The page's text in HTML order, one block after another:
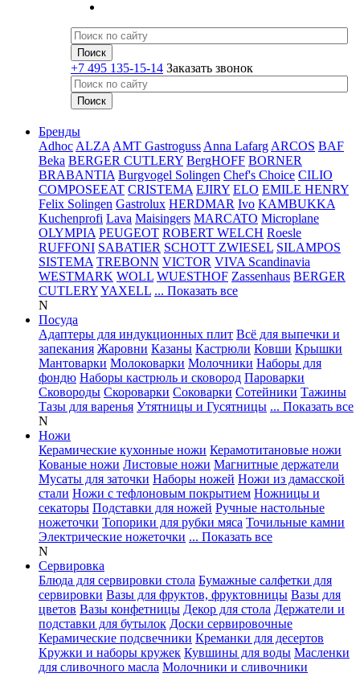
+7 495 135-15-14 Заказать звонок
Бренды
Adhoc ALZA AMT Gastroguss Anna Lafarg ARCOS BAF
Beka BERGER CUTLERY BergHOFF BORNER
BRABANTIA Burgvogel Solingen Chef's Choice CILIO
COMPOSEEAT CRISTEMA EJIRY ELO EMILE HENRY
Felix Solingen Gastrolux HERDMAR Ivo KAMBUKKA
Kuchenprofi Lava Maisingers MARCATO Microplane
OLYMPIA PEUGEOT ROBERT WELCH Roesle
RUFFONI SABATIER SCHOTT ZWIESEL SILAMPOS
SISTEMA TREBONN VICTOR VIVA Scandinavia
WESTMARK WOLL WUESTHOF Zassenhaus BERGER
CUTLERYYAXELL ... Показать все
N
Посуда
Адаптеры для индукционных плит Всё для выпечки и
запекания Жаровни Казаны Кастрюли Ковши Крышки
Мантоварки Молоковарки Молочники Наборы для
фондю Наборы кастрюль и сковород Пароварки
Сковороды Скороварки Соковарки Сотейники Тажины
Тазы для варенья Утятницы и Гусятницы ... Показать все
N
Ножи
Керамические кухонные ножи Керамотитановые ножи
Кованые ножи Листовые ножи Магнитные держатели
Мусаты для заточки Наборы ножей Ножи из дамасской
стали Ножи с тефлоновым покрытием Ножницы и
секаторы Подставки для ножей Ручные настольные
ножеточки Топорики для рубки мяса Точильные камни
Электрические ножеточки ... Показать все
N
Сервировка
Блюда для сервировки стола Бумажные салфетки для
сервировки Вазы для фруктов, фруктовницы Вазы для
цветов Вазы конфетницы Декор для стола Держатели и
подставки для бутылок Доски сервировочные
Керамические подсвечники Креманки для десертов
Кружки и наборы кружек Кувшины для воды Масленки
для сливочного масла Молочники и сливочники